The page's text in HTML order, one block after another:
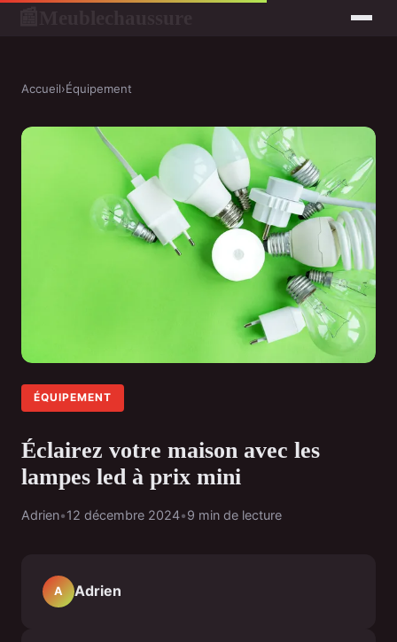
Accueil›Équipement
ÉQUIPEMENT
Éclairez votre maison avec les
lampes led à prix mini
Adrien•12 décembre 2024•9 min de lecture
A Adrien